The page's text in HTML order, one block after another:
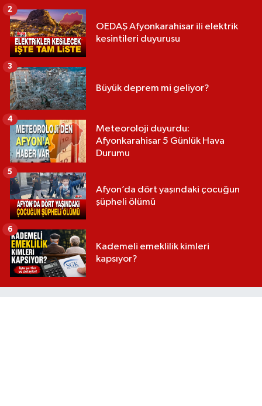
OEDAŞ Afyonkarahisar ili elektrik
kesintileri duyurusu
2
Büyük deprem mi geliyor?
3
Meteoroloji duyurdu:
Afyonkarahisar 5 Günlük Hava
Durumu
4
Afyon’da dört yaşındaki çocuğun
şüpheli ölümü
5
Kademeli emeklilik kimleri
kapsıyor?
6